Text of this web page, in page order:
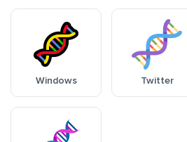
Windows Twitter